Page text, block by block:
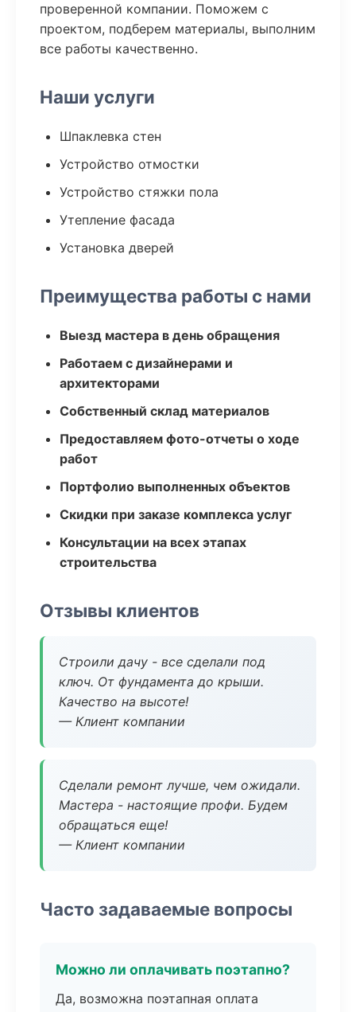
проверенной компании. Поможем с
проектом, подберем материалы, выполним
все работы качественно.
Наши услуги
Шпаклевка стен
Устройство отмостки
Устройство стяжки пола
Утепление фасада
Установка дверей
Преимущества работы с нами
Выезд мастера в день обращения
Работаем с дизайнерами и
архитекторами
Собственный склад материалов
Предоставляем фото-отчеты о ходе
работ
Портфолио выполненных объектов
Скидки при заказе комплекса услуг
Консультации на всех этапах
строительства
Отзывы клиентов
Строили дачу - все сделали под
ключ. От фундамента до крыши.
Качество на высоте!
— Клиент компании
Сделали ремонт лучше, чем ожидали.
Мастера - настоящие профи. Будем
обращаться еще!
— Клиент компании
Часто задаваемые вопросы
Можно ли оплачивать поэтапно?
Да, возможна поэтапная оплата